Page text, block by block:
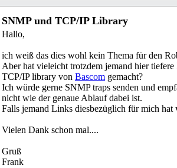
SNMP und TCP/IP Library
Hallo,
ich weiß das dies wohl kein Thema für den
Aber hat vieleicht trotzdem jemand hier
TCP/IP library von Bascom gemacht?
Ich würde gerne SNMP traps senden und
nicht wie der genaue Ablauf dabei ist.
Falls jemand Links diesbezüglich für mich hat
Vielen Dank schon mal....
Gruß
Frank